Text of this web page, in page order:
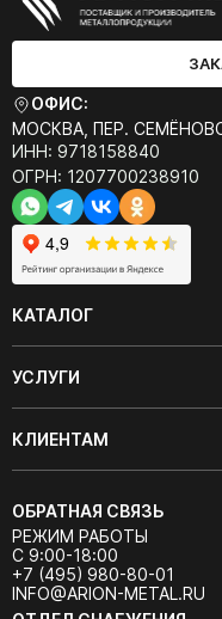
ОФИС:
МОСКВА, ПЕР.
ИНН: 9718158840
ОГРН: 1207700238910
КАТАЛОГ
УСЛУГИ
КЛИЕНТАМ
ОБРАТНАЯ СВЯЗЬ
РЕЖИМ РАБОТЫ
С 9:00-18:00
+7 (495) 980-80-01
INFO@ARION-METAL.RU